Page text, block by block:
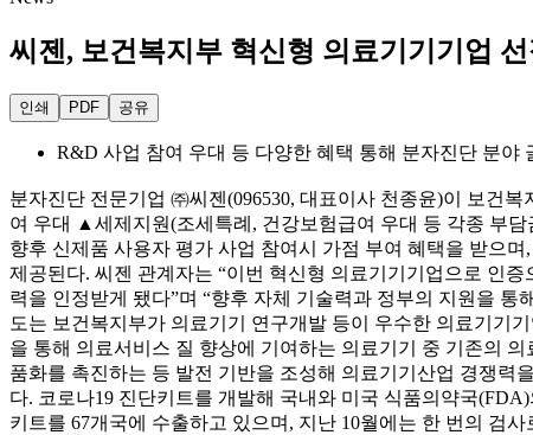
씨젠, 보건복지부 혁신형 의료기기기업 선
인쇄 PDF 공유
R&D 사업 참여 우대 등 다양한 혜택 통해 분자진단 분야
분자진단 전문기업 ㈜씨젠(096530, 대표이사 천종윤)이 보건
여 우대 ▲세제지원(조세특례, 건강보험급여 우대 등 각종 부
향후 신제품 사용자 평가 사업 참여시 가점 부여 혜택을 받으
제공된다. 씨젠 관계자는 “이번 혁신형 의료기기기업으로 인
력을 인정받게 됐다”며 “향후 자체 기술력과 정부의 지원을
도는 보건복지부가 의료기기 연구개발 등이 우수한 의료기기
을 통해 의료서비스 질 향상에 기여하는 의료기기 중 기존의
품화를 촉진하는 등 발전 기반을 조성해 의료기기산업 경쟁력
다. 코로나19 진단키트를 개발해 국내와 미국 식품의약국
키트를 67개국에 수출하고 있으며, 지난 10월에는 한 번의 검